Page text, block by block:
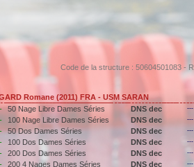
Code de la structure : 50604501083 -
Romane (2011) FRA - USM SARAN
50 Nage Libre Dames Séries DNS dec ---
100 Nage Libre Dames Séries DNS dec ---
50 Dos Dames Séries DNS dec ---
100 Dos Dames Séries DNS dec ---
200 Dos Dames Séries DNS dec ---
200 4 Nages Dames Séries DNS dec ---